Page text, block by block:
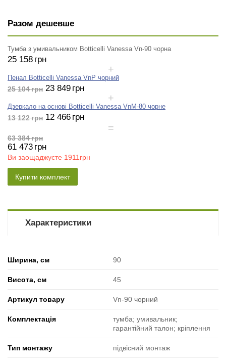
Разом дешевше
Тумба з умивальником Botticelli Vanessa Vn-90 чорна
25 158 грн
Пенал Botticelli Vanessa VnP чорний
25 104грн 23 849 грн
Дзеркало на основі Botticelli Vanessa VnM-80 чорне
13 122грн 12 466 грн
63 384грн
61 473 грн
Ви заощаджуєте 1911грн
Купити комплект
Характеристики
Ширина, см 90
Висота, см 45
Артикул товару Vn-90 чорний
Комплектація
тумба; умивальник;
гарантійний талон; кріплення
Тип монтажу підвісний монтаж